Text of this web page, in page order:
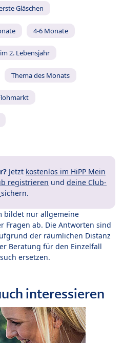
Gläschen
4-6 Monate
2. Lebensjahr
Thema des Monats
Jetzt kostenlos im HiPP Mein
registrieren und deine Club-
sichern.
bildet nur allgemeine
ab. Die Antworten sind
der räumlichen Distanz
Beratung für den Einzelfall
ersetzen.
interessieren